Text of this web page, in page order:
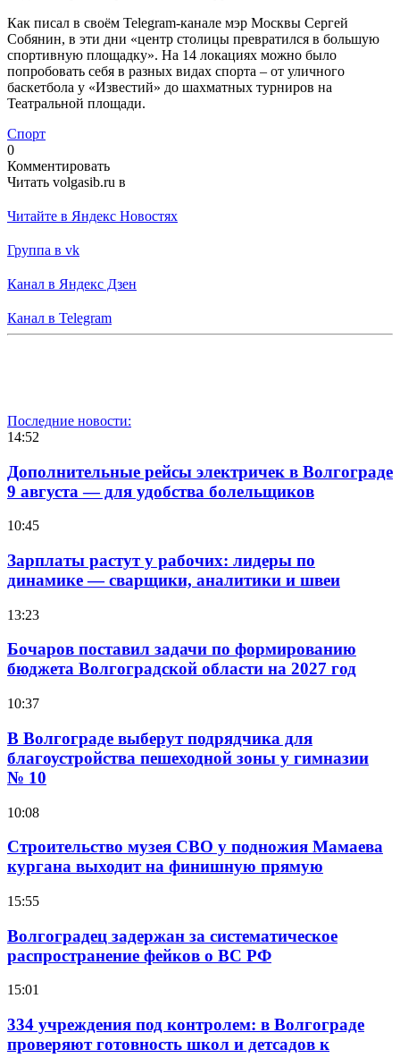
Как писал в своём Telegram-канале мэр Москвы Сергей
Собянин, в эти дни «центр столицы превратился в большую
спортивную площадку». На 14 локациях можно было
попробовать себя в разных видах спорта – от уличного
баскетбола у «Известий» до шахматных турниров на
Театральной площади.
Спорт
0
Комментировать
Читать volgasib.ru в
Читайте в Яндекс Новостях
Группа в vk
Канал в Яндекс Дзен
Канал в Telegram
Последние новости:
14:52
Дополнительные рейсы электричек в Волгограде
9 августа — для удобства болельщиков
10:45
Зарплаты растут у рабочих: лидеры по
динамике — сварщики, аналитики и швеи
13:23
Бочаров поставил задачи по формированию
бюджета Волгоградской области на 2027 год
10:37
В Волгограде выберут подрядчика для
благоустройства пешеходной зоны у гимназии
№ 10
10:08
Строительство музея СВО у подножия Мамаева
кургана выходит на финишную прямую
15:55
Волгоградец задержан за систематическое
распространение фейков о ВС РФ
15:01
334 учреждения под контролем: в Волгограде
проверяют готовность школ и детсадов к